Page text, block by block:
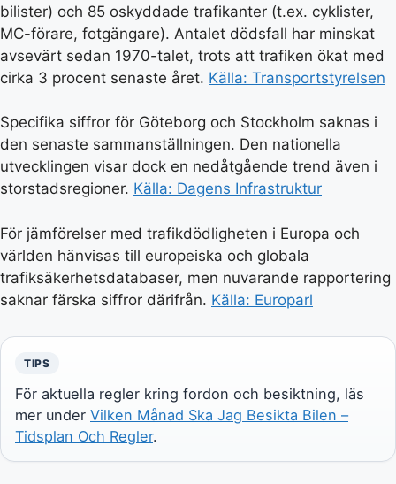
bilister) och 85 oskyddade trafikanter (t.ex. cyklister,
MC-förare, fotgängare). Antalet dödsfall har minskat
avsevärt sedan 1970-talet, trots att trafiken ökat med
cirka 3 procent senaste året. Källa: Transportstyrelsen
Specifika siffror för Göteborg och Stockholm saknas i
den senaste sammanställningen. Den nationella
utvecklingen visar dock en nedåtgående trend även i
storstadsregioner. Källa: Dagens Infrastruktur
För jämförelser med trafikdödligheten i Europa och
världen hänvisas till europeiska och globala
trafiksäkerhetsdatabaser, men nuvarande rapportering
saknar färska siffror därifrån. Källa: Europarl
TIPS
För aktuella regler kring fordon och besiktning, läs
mer under Vilken Månad Ska Jag Besikta Bilen –
Tidsplan Och Regler.